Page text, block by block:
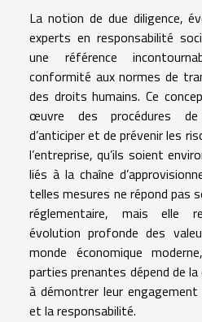
La notion de due diligence,
experts en responsabilité
une référence
conformité aux normes de
des droits humains. Ce
œuvre des procédures
d’anticiper et de prévenir les
l’entreprise, qu’ils soient
liés à la chaîne
telles mesures ne répond pas
réglementaire, mais elle
évolution profonde des
monde économique
parties prenantes dépend de
à démontrer leur engagement
et la responsabilité.